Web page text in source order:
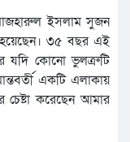
ইসলাম সুজন
হয়েছেন। ৩৫ বছর এই
যদি কোনো ভুলত্রুটি
একটি এলাকায়
চেষ্টা করেছেন আমার